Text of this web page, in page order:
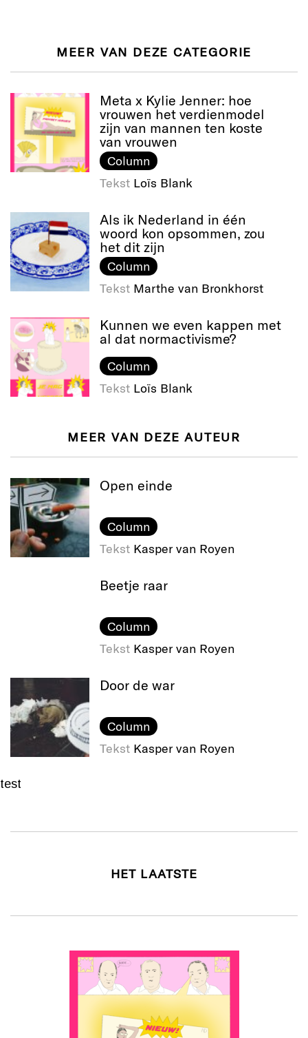
MEER VAN DEZE CATEGORIE
Meta x Kylie Jenner: hoe
vrouwen het verdienmodel
zijn van mannen ten koste
van vrouwen
Column
Tekst Loïs Blank
Als ik Nederland in één
woord kon opsommen, zou
het dit zijn
Column
Tekst Marthe van Bronkhorst
Kunnen we even kappen met
al dat normactivisme?
Column
Tekst Loïs Blank
MEER VAN DEZE AUTEUR
Open einde
Column
Tekst Kasper van Royen
Beetje raar
Column
Tekst Kasper van Royen
Door de war
Column
Tekst Kasper van Royen
test
HET LAATSTE